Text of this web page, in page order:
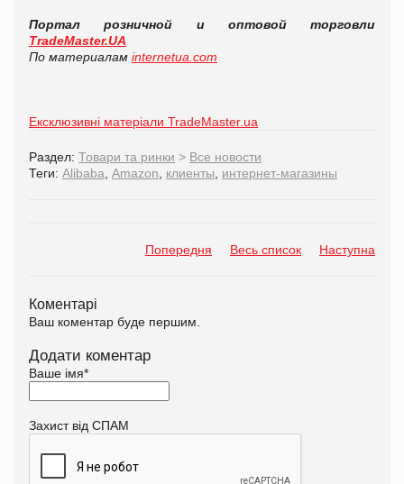
Портал розничной и оптовой торговли
TradeMaster.UA
По материалам internetua.com
Ексклюзивні матеріали TradeMaster.ua
Раздел: Товари та ринки > Все новости
Теги: Alibaba Аmazon клиенты интернет-магазины
Попередня Весь список Наступна
Коментарі
Ваш коментар буде першим.
Додати коментар
Ваше імя*
Захист від СПАМ